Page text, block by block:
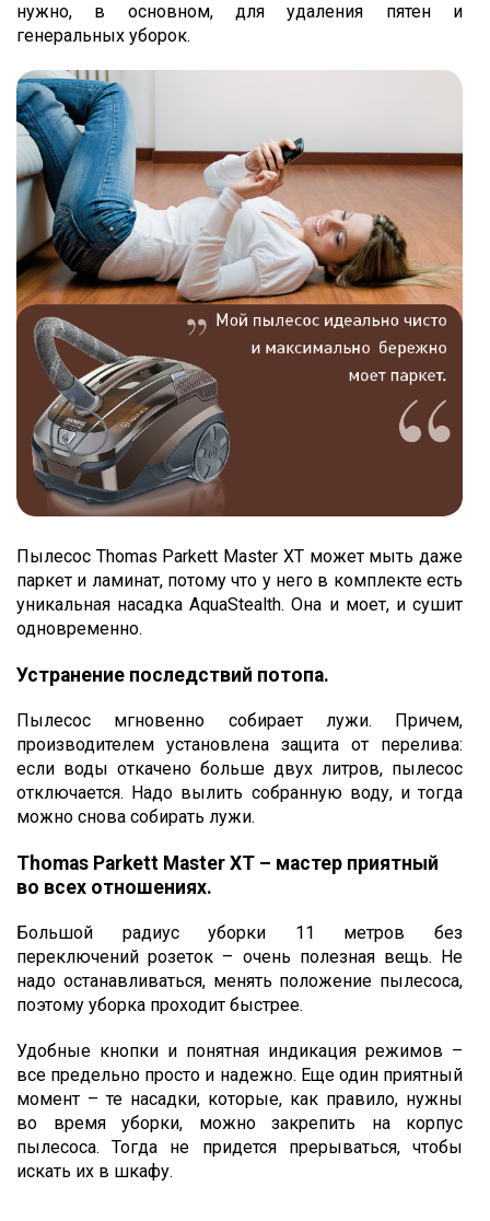
нужно, в основном, для удаления пятен и
генеральных уборок.
Пылесос Thomas Parkett Master XT может мыть даже
паркет и ламинат, потому что у него в комплекте есть
уникальная насадка AquaStealth. Она и моет, и сушит
одновременно.
Устранение последствий потопа.
Пылесос мгновенно собирает лужи. Причем,
производителем установлена защита от перелива:
если воды откачено больше двух литров, пылесос
отключается. Надо вылить собранную воду, и тогда
можно снова собирать лужи.
Thomas Parkett Master XT – мастер приятный
во всех отношениях.
Большой радиус уборки 11 метров без
переключений розеток – очень полезная вещь. Не
надо останавливаться, менять положение пылесоса,
поэтому уборка проходит быстрее.
Удобные кнопки и понятная индикация режимов –
все предельно просто и надежно. Еще один приятный
момент – те насадки, которые, как правило, нужны
во время уборки, можно закрепить на корпус
пылесоса. Тогда не придется прерываться, чтобы
искать их в шкафу.